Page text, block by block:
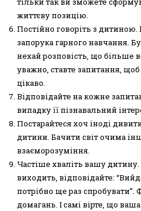
життєву позицію.
Постійно говоріть з
запорука гарного навчання.
нехай розповість, що більше
уважно, ставте запитання,
цікаво.
Відповідайте на кожне
випадку її пізнавальний
Постарайтеся хоч іноді
дитини. Бачити світ очима
взаєморозуміння.
Частіше хваліть вашу
виходить, відповідайте:
потрібно ще раз
домагань. І самі вірте, що